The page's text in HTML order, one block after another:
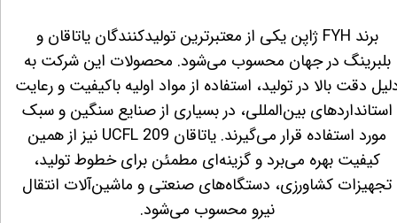
برند FYH ژاپن یکی از معتبرترین تولیدکنندگان یاتاقان و
بلبرینگ در جهان محسوب می‌شود. محصولات این شرکت به
دقت بالا در تولید، استفاده از مواد اولیه باکیفیت و رعایت
استانداردهای بین‌المللی، در بسیاری از صنایع سنگین و سبک
مورد استفاده قرار می‌گیرند. یاتاقان UCFL 209 نیز از همین
کیفیت بهره می‌برد و گزینه‌ای مطمئن برای خطوط تولید،
تجهیزات کشاورزی، دستگاه‌های صنعتی و ماشین‌آلات انتقال
نیرو محسوب می‌شود.